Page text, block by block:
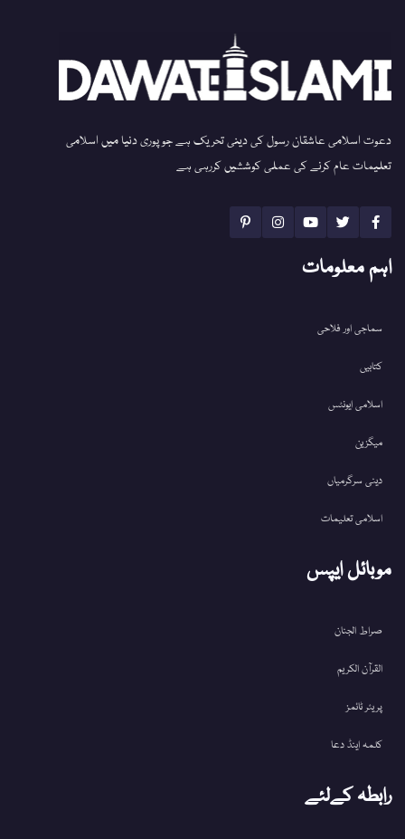
دعوت اسلامی عاشقان رسول کی دینی تحریک ہے جو پوری دنیا میں اسلامی
تعلیمات عام کرنے کی عملی کوششیں کررہی ہے
اہم معلومات
سماجی اور فلاحی
کتابیں
اسلامی ایونٹس
میگزین
دینی سرگرمیاں
اسلامی تعلیمات
موبائل ایپس
صراط الجنان
القرآن الکریم
پریئر ٹائمز
کلمہ اینڈ دعا
رابطہ کےلئے